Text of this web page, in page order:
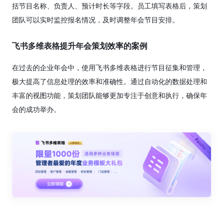
括节目名称、负责人、预计时长等字段。员工填写表格后，策划
团队可以实时监控报名情况，及时调整年会节目安排。
飞书多维表格提升年会策划效率的案例
在过去的企业年会中，使用飞书多维表格进行节目征集和管理，
极大提高了信息处理的效率和准确性。通过自动化的数据处理和
丰富的视图功能，策划团队能够更加专注于创意和执行，确保年
会的成功举办。